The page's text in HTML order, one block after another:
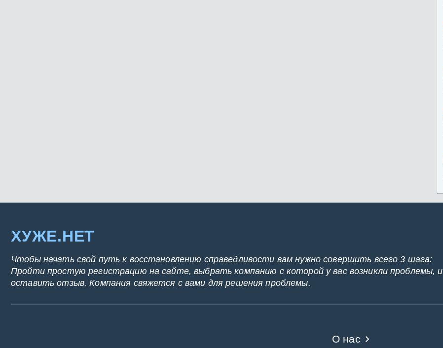
ХУЖЕ.НЕТ
Чтобы начать свой путь к восстановлению справедливости вам нужно совершить всего 3 шага:
Пройти простую регистрацию на сайте, выбрать компанию с которой у вас возникли проблемы, и
оставить отзыв. Компания свяжется с вами для решения проблемы.
О нас